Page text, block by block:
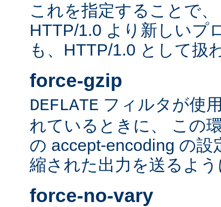
これを指定することで
HTTP/1.0 より新しいプ
も、HTTP/1.0 として扱
force-gzip
DEFLATE フィルタが使
れているときに、 この
の accept-encoding の
縮された出力を送るよ
force-no-vary